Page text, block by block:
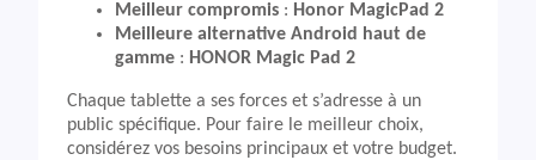
Meilleur compromis : Honor MagicPad 2
Meilleure alternative Android haut de
gamme : HONOR Magic Pad 2
Chaque tablette a ses forces et s’adresse à un
public spécifique. Pour faire le meilleur choix,
considérez vos besoins principaux et votre budget.